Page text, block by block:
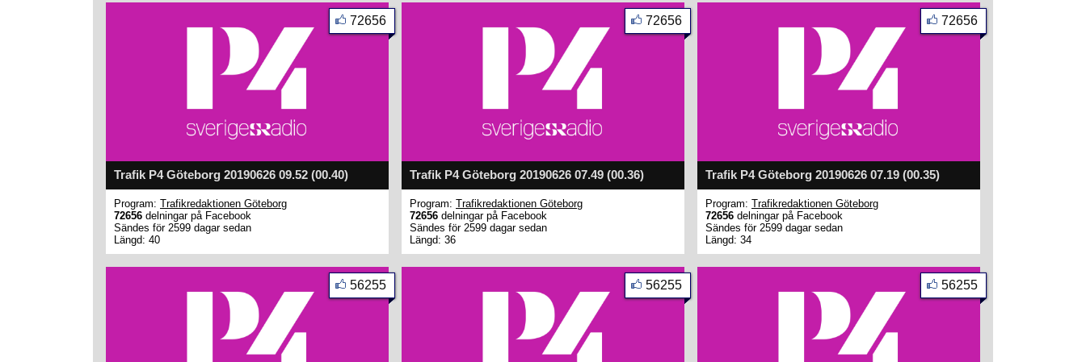
Trafik P4 Göteborg 20190626 09.52 (00.40)
72656
Program: Trafikredaktionen Göteborg
72656 delningar på Facebook
Sändes för 2599 dagar sedan
Längd: 40
Trafik P4 Göteborg 20190626 07.49 (00.36)
72656
Program: Trafikredaktionen Göteborg
72656 delningar på Facebook
Sändes för 2599 dagar sedan
Längd: 36
Trafik P4 Göteborg 20190626 07.19 (00.35)
72656
Program: Trafikredaktionen Göteborg
72656 delningar på Facebook
Sändes för 2599 dagar sedan
Längd: 34
56255 56255 56255